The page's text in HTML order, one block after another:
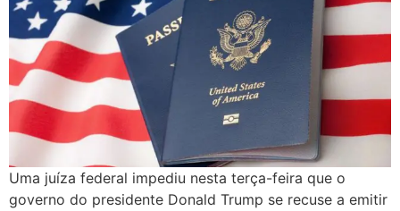
Uma juíza federal impediu nesta terça-feira que o
governo do presidente Donald Trump se recuse a emitir